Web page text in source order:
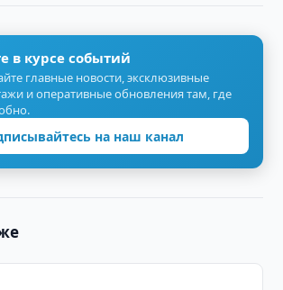
в курсе событий
главные новости, эксклюзивные
и оперативные обновления там, где
на наш канал